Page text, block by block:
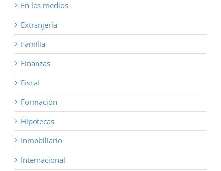
En los medios
Extranjería
Familia
Finanzas
Fiscal
Formación
Hipotecas
Inmobiliario
Internacional